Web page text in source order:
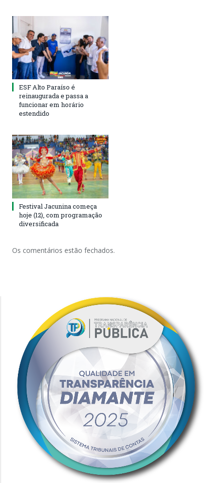
ESF Alto Paraíso é
reinaugurada e passa a
funcionar em horário
estendido
Festival Jacunina começa
hoje (12), com programação
diversificada
Os comentários estão fechados.